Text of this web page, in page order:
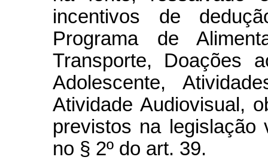
incentivos de
Programa de
Transporte, Doações
Adolescente,
Atividade Audiovisual,
previstos na legislação
no § 2º do art. 39.